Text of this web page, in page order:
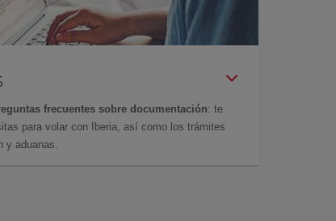
frecuentes sobre documentación: te
para volar con Iberia, así como los trámites
y aduanas.